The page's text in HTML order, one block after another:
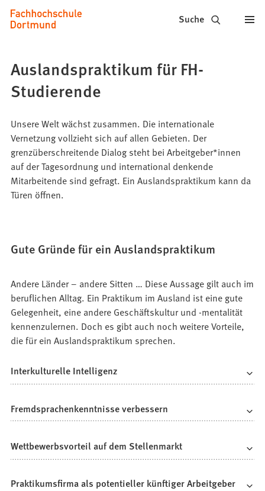
Inhalt anspringen
Fachhochschule
Dortmund
Studium,
Studiengänge,
Bewerbung
Suche
Auslandspraktikum für FH-
Studierende
Unsere Welt wächst zusammen. Die internationale
Vernetzung vollzieht sich auf allen Gebieten. Der
grenzüberschreitende Dialog steht bei Arbeitgeber*innen
auf der Tagesordnung und international denkende
Mitarbeitende sind gefragt. Ein Auslandspraktikum kann da
Türen öffnen.
Gute Gründe für ein Auslandspraktikum
Andere Länder – andere Sitten … Diese Aussage gilt auch im
beruflichen Alltag. Ein Praktikum im Ausland ist eine gute
Gelegenheit, eine andere Geschäftskultur und -mentalität
kennenzulernen. Doch es gibt auch noch weitere Vorteile,
die für ein Auslandspraktikum sprechen.
Interkulturelle Intelligenz
Fremdsprachenkenntnisse verbessern
Wettbewerbsvorteil auf dem Stellenmarkt
Praktikumsfirma als potentieller künftiger Arbeitgeber